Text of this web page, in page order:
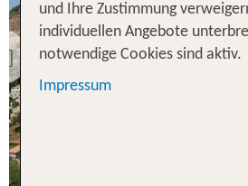
Previous
TUI
Beach
und Ihre Zustimmung
individuellen Angebote
notwendige Cookies sind aktiv.
Impressum